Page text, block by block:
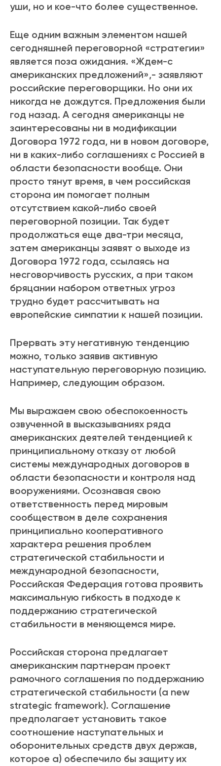
уши, но и кое-что более существенное.
Еще одним важным элементом нашей
сегодняшней переговорной «стратегии»
является поза ожидания. «Ждем-с
американских предложений»,- заявляют
российские переговорщики. Но они их
никогда не дождутся. Предложения были
год назад. А сегодня американцы не
заинтересованы ни в модификации
Договора 1972 года, ни в новом договоре,
ни в каких-либо соглашениях с Россией в
области безопасности вообще. Они
просто тянут время, в чем российская
сторона им помогает полным
отсутствием какой-либо своей
переговорной позиции. Так будет
продолжаться еще два-три месяца,
затем американцы заявят о выходе из
Договора 1972 года, ссылаясь на
несговорчивость русских, а при таком
бряцании набором ответных угроз
трудно будет рассчитывать на
европейские симпатии к нашей позиции.
Прервать эту негативную тенденцию
можно, только заявив активную
наступательную переговорную позицию.
Например, следующим образом.
Мы выражаем свою обеспокоенность
озвученной в высказываниях ряда
американских деятелей тенденцией к
принципиальному отказу от любой
системы международных договоров в
области безопасности и контроля над
вооружениями. Осознавая свою
ответственность перед мировым
сообществом в деле сохранения
принципиально кооперативного
характера решения проблем
стратегической стабильности и
международной безопасности,
Российская Федерация готова проявить
максимальную гибкость в подходе к
поддержанию стратегической
стабильности в меняющемся мире.
Российская сторона предлагает
американским партнерам проект
рамочного соглашения по поддержанию
стратегической стабильности (a new
strategic framework). Соглашение
предполагает установить такое
соотношение наступательных и
оборонительных средств двух держав,
которое а) обеспечило бы защиту их